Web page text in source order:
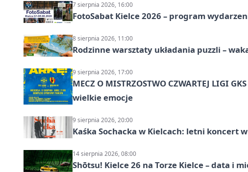
7 sierpnia 2026, 16:00
FotoSabat Kielce 2026 – program
8 sierpnia 2026, 11:00
Rodzinne warsztaty układania puzzli –
9 sierpnia 2026, 17:00
MECZ O MISTRZOSTWO CZWARTEJ LIGI
wielkie emocje
9 sierpnia 2026, 20:00
Kaśka Sochacka w Kielcach: letni koncert
14 sierpnia 2026, 08:00
Shōtsu! Kielce 26 na Torze Kielce – data i